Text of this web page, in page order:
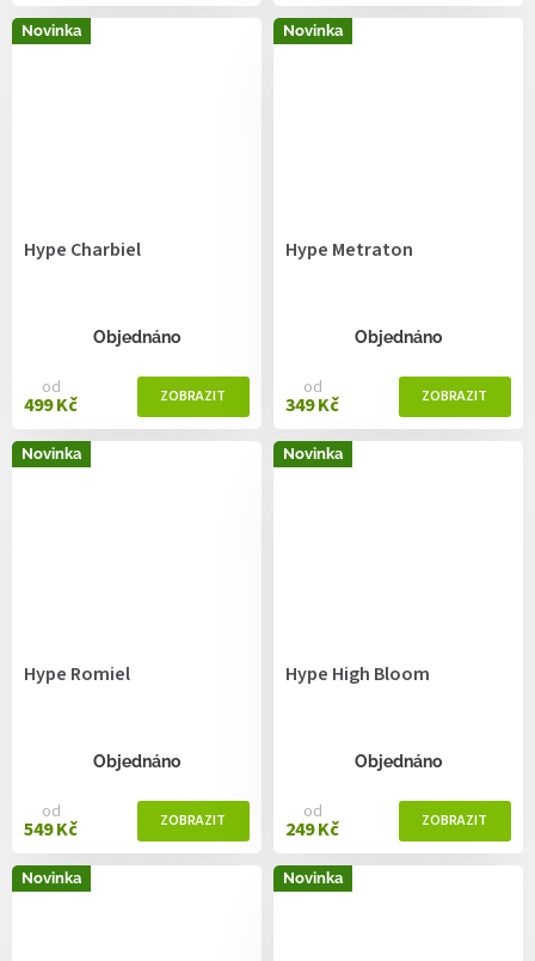
Novinka
Hype Charbiel
Objednáno
od
499 Kč
Novinka
Hype Metraton
Objednáno
od
349 Kč
Novinka
Hype Romiel
Objednáno
od
549 Kč
Novinka
Hype High Bloom
Objednáno
od
249 Kč
Novinka Novinka